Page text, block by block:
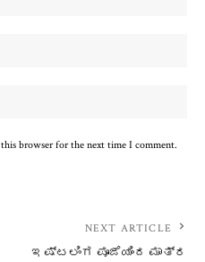
browser for the next time I comment.
NEXT ARTICLE
ಇಷ್ಟಲಿಂಗ ಪೂಜೆಯಿಂದ ಮಾತ್ರ